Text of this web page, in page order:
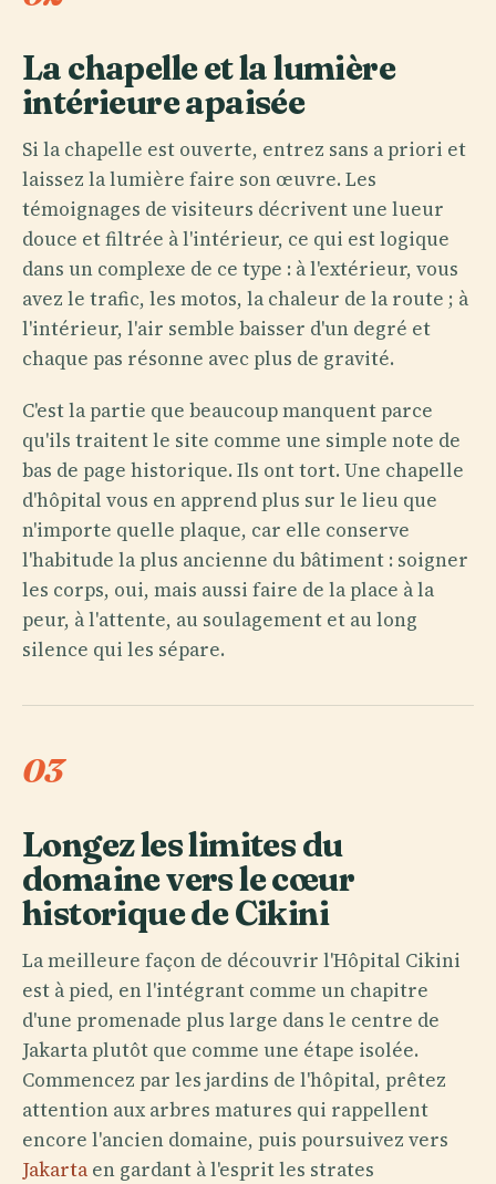
La chapelle et la lumière
intérieure apaisée
Si la chapelle est ouverte, entrez sans a priori et
laissez la lumière faire son œuvre. Les
témoignages de visiteurs décrivent une lueur
douce et filtrée à l'intérieur, ce qui est logique
dans un complexe de ce type : à l'extérieur, vous
avez le trafic, les motos, la chaleur de la route ; à
l'intérieur, l'air semble baisser d'un degré et
chaque pas résonne avec plus de gravité.
C'est la partie que beaucoup manquent parce
qu'ils traitent le site comme une simple note de
bas de page historique. Ils ont tort. Une chapelle
d'hôpital vous en apprend plus sur le lieu que
n'importe quelle plaque, car elle conserve
l'habitude la plus ancienne du bâtiment : soigner
les corps, oui, mais aussi faire de la place à la
peur, à l'attente, au soulagement et au long
silence qui les sépare.
03
Longez les limites du
domaine vers le cœur
historique de Cikini
La meilleure façon de découvrir l'Hôpital Cikini
est à pied, en l'intégrant comme un chapitre
d'une promenade plus large dans le centre de
Jakarta plutôt que comme une étape isolée.
Commencez par les jardins de l'hôpital, prêtez
attention aux arbres matures qui rappellent
encore l'ancien domaine, puis poursuivez vers
Jakarta en gardant à l'esprit les strates